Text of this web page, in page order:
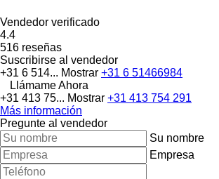
Vendedor verificado
4.4
516 reseñas
Suscribirse al vendedor
+31 6 514... Mostrar +31 6 51466984
Llámame Ahora
+31 413 75... Mostrar +31 413 754 291
Más información
Pregunte al vendedor
Su nombre
Empresa